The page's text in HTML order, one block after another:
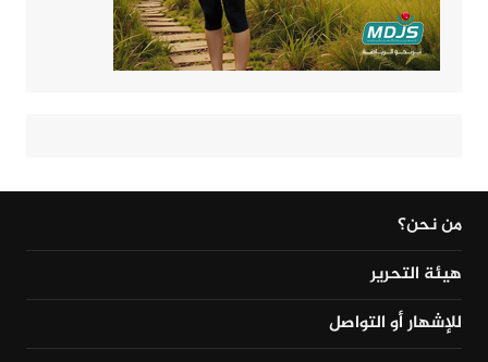
من نحن؟
هيئة التحرير
للإشهار أو التواصل